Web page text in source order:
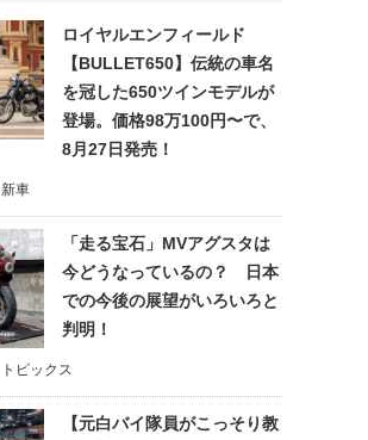
ロイヤルエンフィールド
【BULLET650】伝統の車名
を冠した650ツインモデルが
登場。価格98万100円〜で、
8月27日発売！
新車
「走る宝石」MVアグスタは
今どうなっているの？ 日本
での今後の展望がいろいろと
判明！
トピックス
【元白バイ隊員がこっそり教